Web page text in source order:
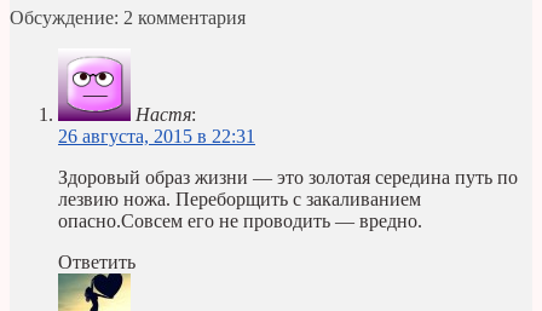
Обсуждение: 2 комментария
Настя:
26 августа, 2015 в 22:31
Здоровый образ жизни — это золотая середина путь по
лезвию ножа. Переборщить с закаливанием
опасно.Совсем его не проводить — вредно.
Ответить